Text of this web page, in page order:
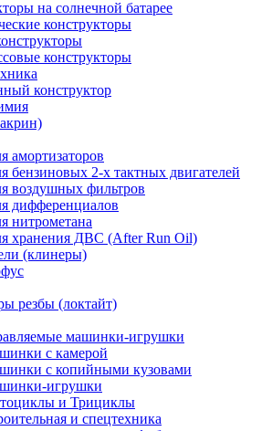
на солнечной батарее
конструкторы
конструкторы
конструктор
амортизаторов
бензиновых 2-х тактных двигателей
воздушных фильтров
дифференциалов
нитрометана
хранения ДВС (After Run Oil)
(клинеры)
резбы (локтайт)
машинки-игрушки
с камерой
с копийными кузовами
игрушки
и Трициклы
и спецтехника